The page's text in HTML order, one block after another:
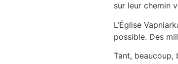
sur leur chemin
L’Église
possible. Des
Tant, beaucoup,